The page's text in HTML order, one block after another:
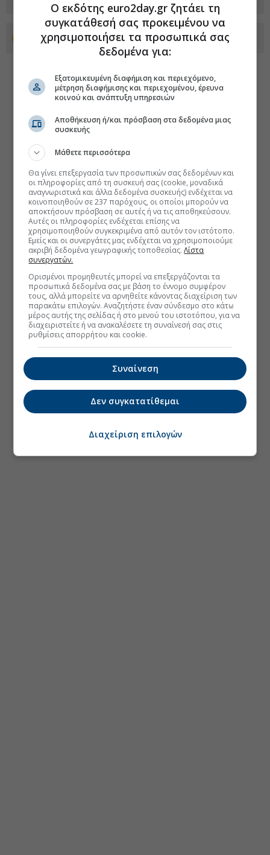
Προσθέστε το euro2day.gr στο Discover
Ο εκδότης euro2day.gr ζητάει τη
συγκατάθεσή σας προκειμένου να
χρησιμοποιήσει τα προσωπικά σας
δεδομένα για:
Εξατομικευμένη διαφήμιση και περιεχόμενο,
μέτρηση διαφήμισης και περιεχομένου, έρευνα
κοινού και ανάπτυξη υπηρεσιών
Αποθήκευση ή/και πρόσβαση στα δεδομένα μιας
συσκευής
Μάθετε περισσότερα
Θα γίνει επεξεργασία των προσωπικών σας δεδομένων και
οι πληροφορίες από τη συσκευή σας (cookie, μοναδικά
αναγνωριστικά και άλλα δεδομένα συσκευής) ενδέχεται να
κοινοποιηθούν σε 237 παρόχους, οι οποίοι μπορούν να
αποκτήσουν πρόσβαση σε αυτές ή να τις αποθηκεύσουν.
Αυτές οι πληροφορίες ενδέχεται επίσης να
χρησιμοποιηθούν συγκεκριμένα από αυτόν τον ιστότοπο.
Εμείς και οι συνεργάτες μας ενδέχεται να χρησιμοποιούμε
ακριβή δεδομένα γεωγραφικής τοποθεσίας.Λίστα
συνεργατών.
Ορισμένοι προμηθευτές μπορεί να επεξεργάζονται τα
προσωπικά δεδομένα σας με βάση το έννομο συμφέρον
τους, αλλά μπορείτε να αρνηθείτε κάνοντας διαχείριση των
παρακάτω επιλογών. Αναζητήστε έναν σύνδεσμο στο κάτω
μέρος αυτής της σελίδας ή στο μενού του ιστοτόπου, για να
διαχειριστείτε ή να ανακαλέσετε τη συναίνεσή σας στις
ρυθμίσεις απορρήτου και cookie.
Συναίνεση
Δεν συγκατατίθεμαι
Διαχείριση επιλογών